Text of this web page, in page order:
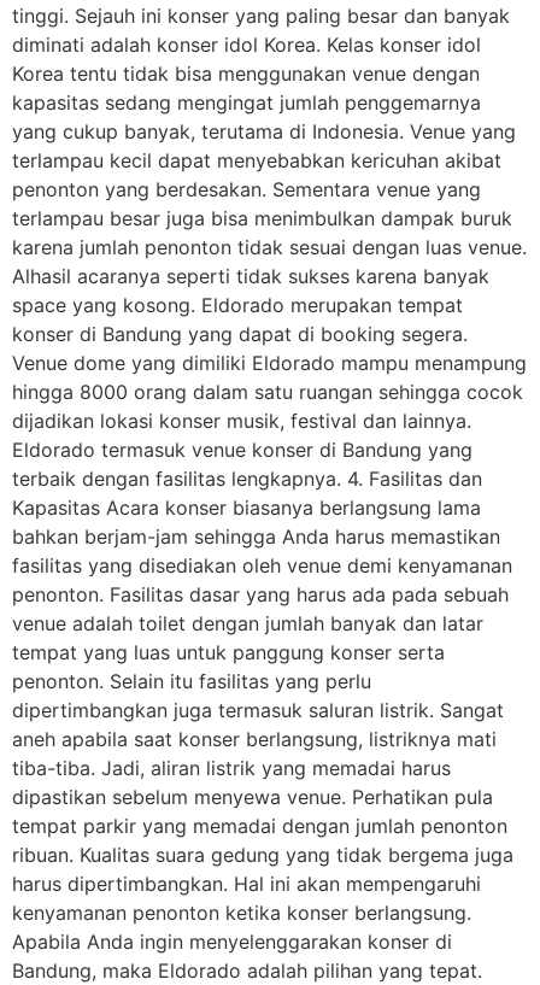
tinggi. Sejauh ini konser yang paling besar dan banyak
diminati adalah konser idol Korea. Kelas konser idol
Korea tentu tidak bisa menggunakan venue dengan
kapasitas sedang mengingat jumlah penggemarnya
yang cukup banyak, terutama di Indonesia. Venue yang
terlampau kecil dapat menyebabkan kericuhan akibat
penonton yang berdesakan. Sementara venue yang
terlampau besar juga bisa menimbulkan dampak buruk
karena jumlah penonton tidak sesuai dengan luas venue.
Alhasil acaranya seperti tidak sukses karena banyak
space yang kosong. Eldorado merupakan tempat
konser di Bandung yang dapat di booking segera.
Venue dome yang dimiliki Eldorado mampu menampung
hingga 8000 orang dalam satu ruangan sehingga cocok
dijadikan lokasi konser musik, festival dan lainnya.
Eldorado termasuk venue konser di Bandung yang
terbaik dengan fasilitas lengkapnya. 4. Fasilitas dan
Kapasitas Acara konser biasanya berlangsung lama
bahkan berjam-jam sehingga Anda harus memastikan
fasilitas yang disediakan oleh venue demi kenyamanan
penonton. Fasilitas dasar yang harus ada pada sebuah
venue adalah toilet dengan jumlah banyak dan latar
tempat yang luas untuk panggung konser serta
penonton. Selain itu fasilitas yang perlu
dipertimbangkan juga termasuk saluran listrik. Sangat
aneh apabila saat konser berlangsung, listriknya mati
tiba-tiba. Jadi, aliran listrik yang memadai harus
dipastikan sebelum menyewa venue. Perhatikan pula
tempat parkir yang memadai dengan jumlah penonton
ribuan. Kualitas suara gedung yang tidak bergema juga
harus dipertimbangkan. Hal ini akan mempengaruhi
kenyamanan penonton ketika konser berlangsung.
Apabila Anda ingin menyelenggarakan konser di
Bandung, maka Eldorado adalah pilihan yang tepat.